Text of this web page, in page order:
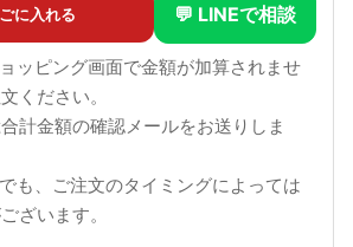
に入れる 💬 LINEで相談
ッピング画面で金額が加算されませ
ください。
計金額の確認メールをお送りしま
も、ご注文のタイミングによっては
ざいます。